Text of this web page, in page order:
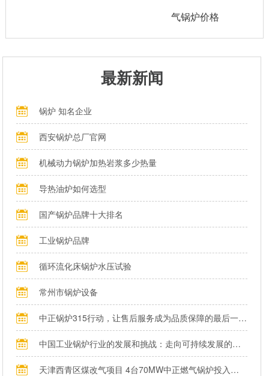
气锅炉价格
最新新闻
锅炉 知名企业
西安锅炉总厂官网
机械动力锅炉加热岩浆多少热量
导热油炉如何选型
国产锅炉品牌十大排名
工业锅炉品牌
循环流化床锅炉水压试验
常州市锅炉设备
中正锅炉315行动，让售后服务成为品质保障的最后一公里
中国工业锅炉行业的发展和挑战：走向可持续发展的新阶段
天津西青区煤改气项目 4台70MW中正燃气锅炉投入运行